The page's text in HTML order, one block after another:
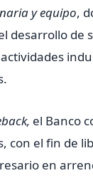
y equipo,
desarrollo de
el Banco
con el fin de
en